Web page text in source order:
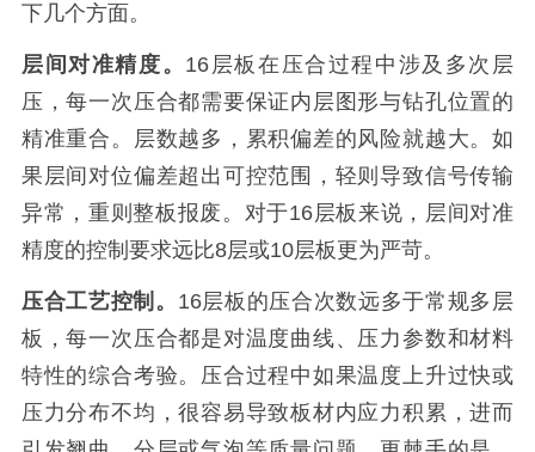
下几个方面。
层间对准精度。 16层板在压合过程中涉及多次层
压，每一次压合都需要保证内层图形与钻孔位置的
精准重合。层数越多，累积偏差的风险就越大。如
果层间对位偏差超出可控范围，轻则导致信号传输
异常，重则整板报废。对于16层板来说，层间对准
精度的控制要求远比8层或10层板更为严苛。
压合工艺控制。 16层板的压合次数远多于常规多层
板，每一次压合都是对温度曲线、压力参数和材料
特性的综合考验。压合过程中如果温度上升过快或
压力分布不均，很容易导致板材内应力积累，进而